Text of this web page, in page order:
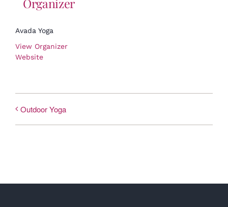
Organizer
Avada Yoga
View Organizer
Website
Outdoor Yoga